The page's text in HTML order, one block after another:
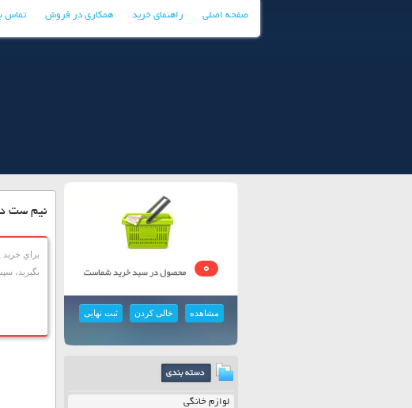
صفحه اصلی راهنمای خرید همکاری در فروش تماس
0
مشاهده خالی کردن ثبت نهایی
لوازم خانگی
نیم ست
براي
بگيريد،